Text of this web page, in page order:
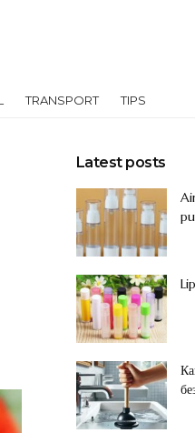
TRANSPORT TIPS
Latest posts